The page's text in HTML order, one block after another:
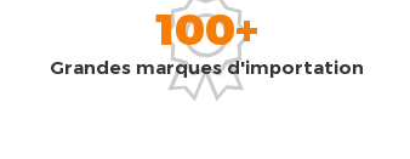
100+
Grandes marques d'importation